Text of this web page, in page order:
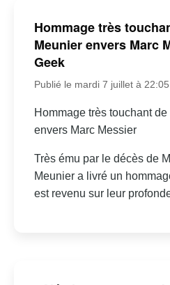
Hommage très
Meunier envers Marc
Geek
Publié le mardi 7 juillet à 22:05
Hommage très touchant
envers Marc Messier
Très ému par le décès de
Meunier a livré un
est revenu sur leur